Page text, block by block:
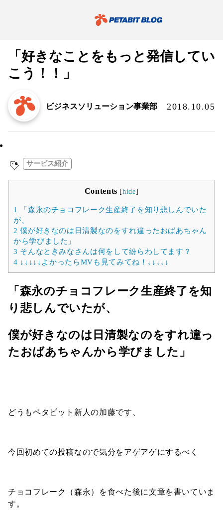
「好きなことをもっと発信してい
こう！！」
ビジネスソリューション事業部 2018.10.05
サービス紹介
Contents [hide]
1
「森永のチョコフレーク生産終了を知り悲しんでいた
が、
2 僕が好きなのは日清製なのをすれ違ったおばあちゃん
から学びました」
3 そんなときみなさんは何をして紛らわしてます？
4 ↓↓↓↓↓よかったらMVも見てみてね！↓↓↓↓↓
「森永のチョコフレーク生産終了を知
り悲しんでいたが、
僕が好きなのは日清製なのをすれ違っ
たおばあちゃんから学びました」
どうもペタビット新人の加藤です、
今回初めての投稿なので気分をアゲアゲにするべく
チョコフレーク（森永）を食べた後に文章を書いていま
す。